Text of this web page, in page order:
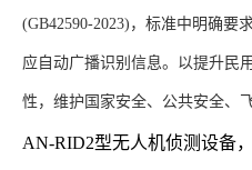
(GB42590-2023)，标准中明确要
应自动广播识别信息。以提升民
性，维护国家安全、公共安全、
AN-RID2型无人机侦测设备